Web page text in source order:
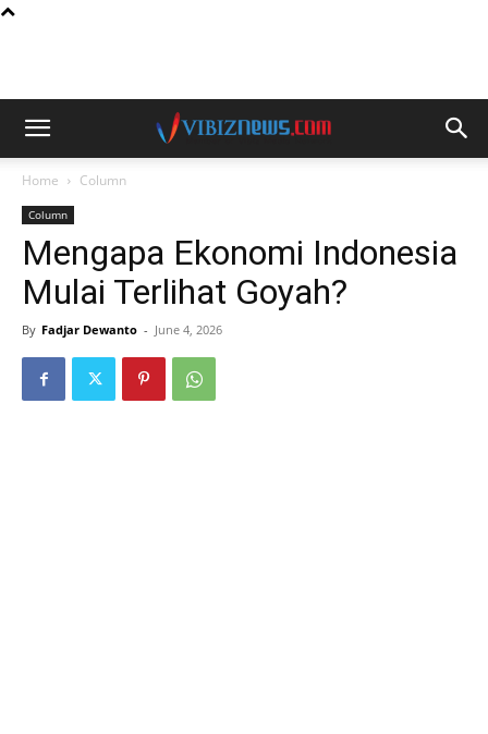
Home Column
Column
Mengapa Ekonomi Indonesia
Mulai Terlihat Goyah?
By Fadjar Dewanto - June 4, 2026